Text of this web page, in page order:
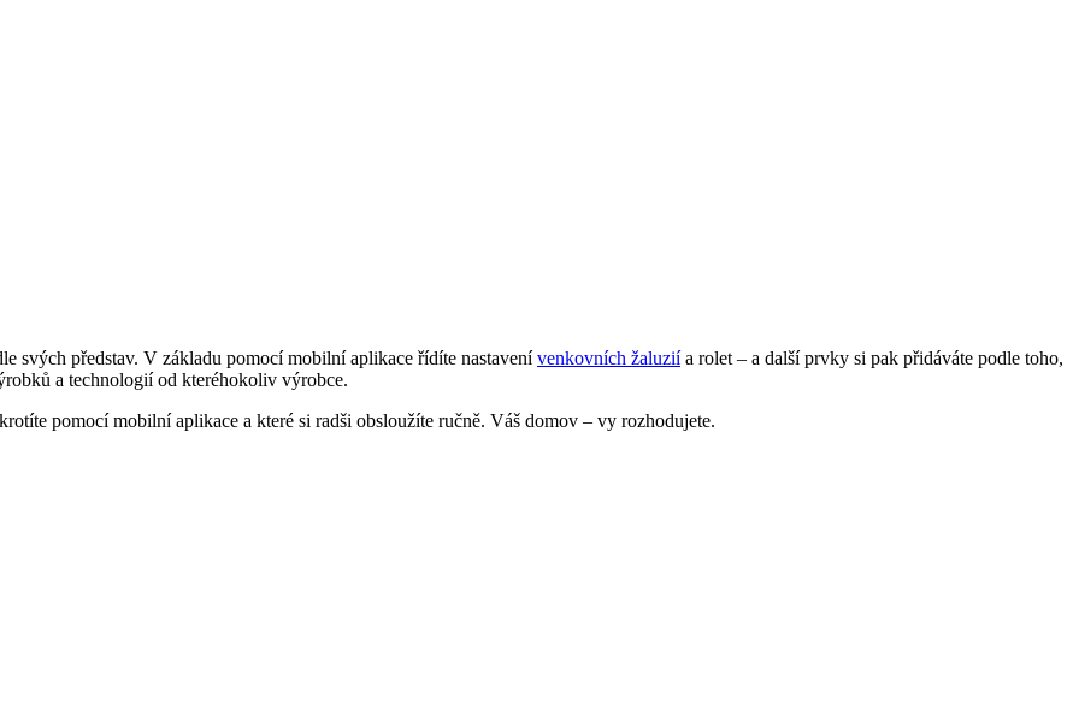
svých představ. V základu pomocí mobilní aplikace řídíte nastavenívenkovních žaluziía rolet – a další prvky si pak přidáváte podle toho,
a technologií od kteréhokoliv výrobce.
pomocí mobilní aplikace a které si radši obsloužíte ručně. Váš domov – vy rozhodujete.